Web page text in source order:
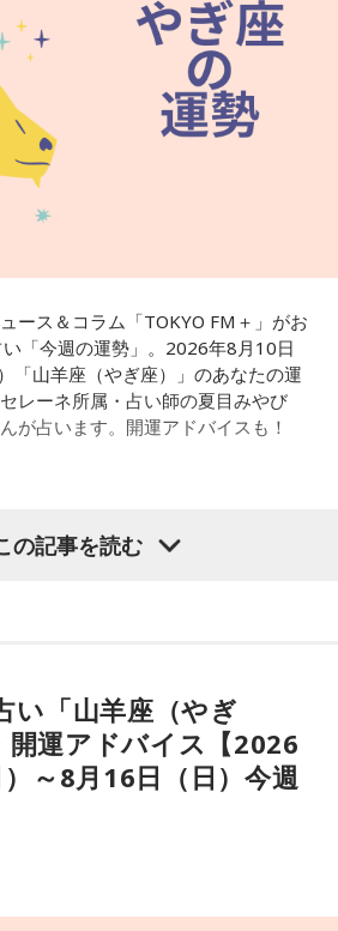
いを発信中。Yahoo!占い「マザー占
ンツもリリース。
uranai.com/
：
https://online-uranai.jp/
ース＆コラム「TOKYO FM＋」がお
「今週の運勢」。2026年8月10日
「山羊座（やぎ座）」のあなたの運
レーネ所属・占い師の夏目みやび
が占います。開運アドバイスも！
ス★
うですが、必要なものと不要なもの
と良いでしょう。
目みやび（なつめ・みやび）
琴線に触れると話題に。占いや開運
の記事を読む
い「山羊座（やぎ
開運アドバイス【2026
～8月16日（日）今週